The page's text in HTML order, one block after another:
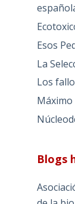
Esos
La
Los
Máximo
Blogs